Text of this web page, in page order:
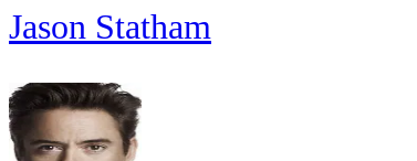
Jason Statham